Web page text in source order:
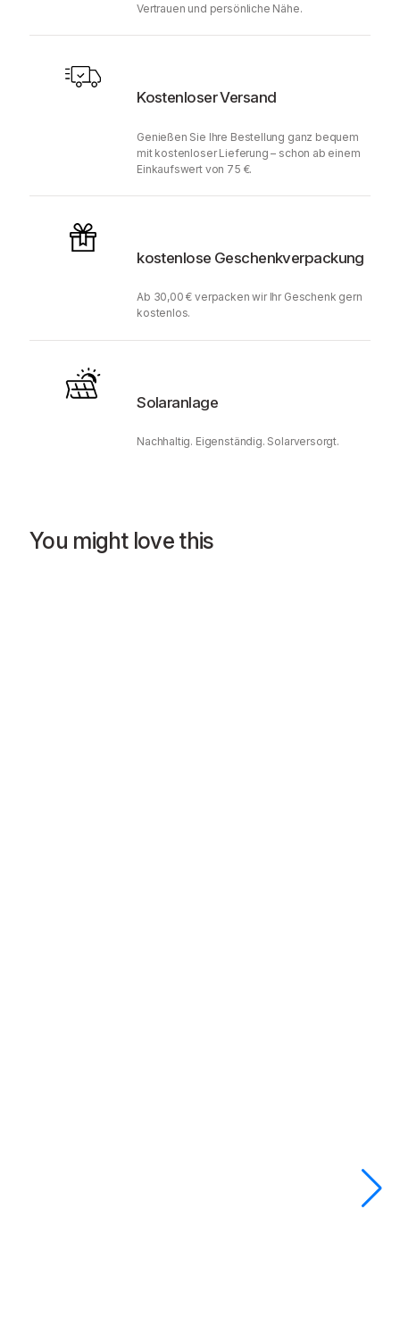
Vertrauen und persönliche Nähe.
Kostenloser Versand
Genießen Sie Ihre Bestellung ganz bequem
mit kostenloser Lieferung – schon ab einem
Einkaufswert von 75 €.
kostenlose Geschenkverpackung
Ab 30,00 € verpacken wir Ihr Geschenk gern
kostenlos.
Solaranlage
Nachhaltig. Eigenständig. Solarversorgt.
You might love this